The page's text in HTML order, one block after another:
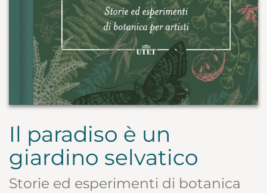
Il paradiso è un
giardino selvatico
Storie ed esperimenti di botanica